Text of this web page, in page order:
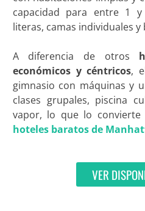
capacidad para entre 1
literas, camas individuales
A diferencia de otros
económicos y céntricos,
gimnasio con máquinas y
clases grupales, piscina
vapor, lo que lo
hoteles baratos de
VER